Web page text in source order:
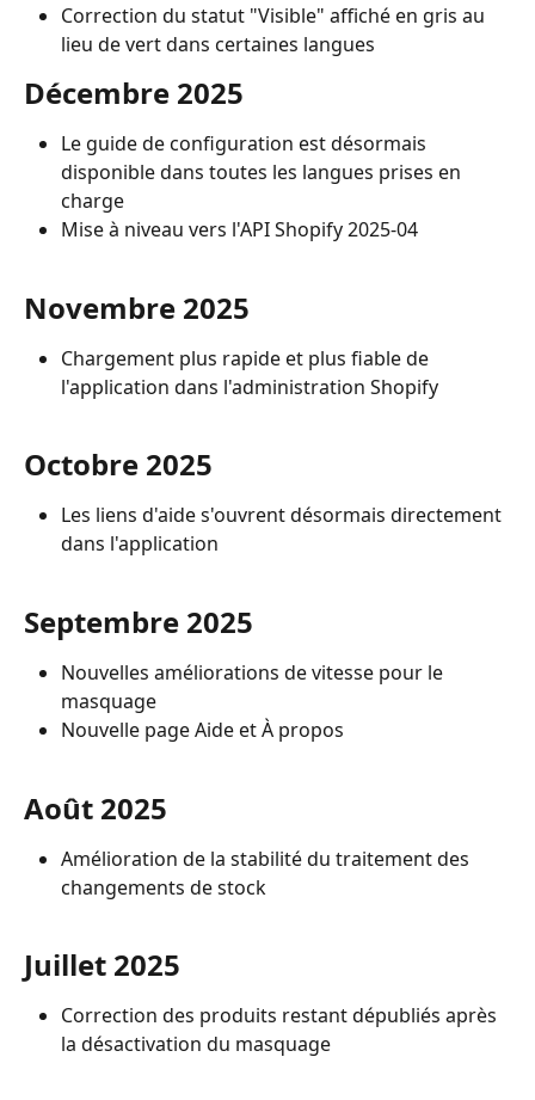
Correction du statut "Visible" affiché en gris au
lieu de vert dans certaines langues
Décembre 2025
Le guide de configuration est désormais
disponible dans toutes les langues prises en
charge
Mise à niveau vers l'API Shopify 2025-04
Novembre 2025
Chargement plus rapide et plus fiable de
l'application dans l'administration Shopify
Octobre 2025
Les liens d'aide s'ouvrent désormais directement
dans l'application
Septembre 2025
Nouvelles améliorations de vitesse pour le
masquage
Nouvelle page Aide et À propos
Août 2025
Amélioration de la stabilité du traitement des
changements de stock
Juillet 2025
Correction des produits restant dépubliés après
la désactivation du masquage